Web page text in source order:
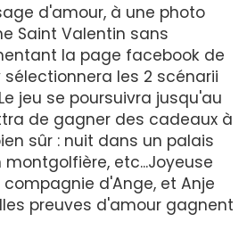
d'amour, à une photo
Saint Valentin sans
la page facebook de
sélectionnera les 2 scénarii
jeu se poursuivra jusqu'au
de gagner des cadeaux à
sûr : nuit dans un palais
etc...Joyeuse
d'Ange, et Anje
preuves d'amour gagnent